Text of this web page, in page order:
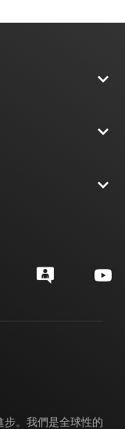
步。我們是全球性的